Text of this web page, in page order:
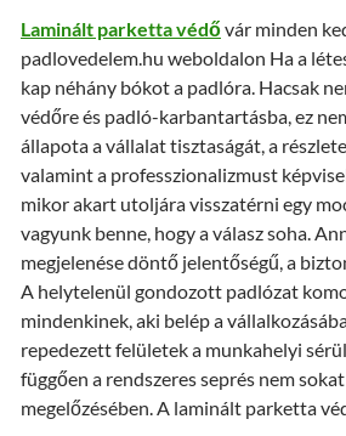
Laminált parketta védővár minden
padlovedelem.hu weboldalon Ha a
kap néhány bókot a padlóra. Hacsak
védőre és padló-karbantartásba, ez
állapota a vállalat tisztaságát, a
valamint a professzionalizmust
mikor akart utoljára visszatérni egy
vagyunk benne, hogy a válasz soha.
megjelenése döntő jelentőségű, a
A helytelenül gondozott padlózat
mindenkinek, aki belép a
repedezett felületek a munkahelyi
függően a rendszeres seprés nem
megelőzésében. A laminált parketta